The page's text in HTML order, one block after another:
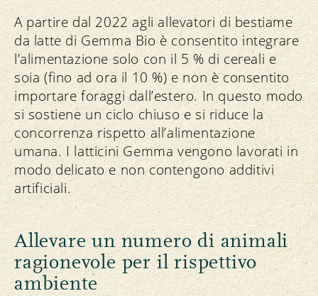
A partire dal 2022 agli allevatori di bestiame
da latte di Gemma Bio è consentito integrare
l’alimentazione solo con il 5 % di cereali e
soia (fino ad ora il 10 %) e non è consentito
importare foraggi dall’estero. In questo modo
si sostiene un ciclo chiuso e si riduce la
concorrenza rispetto all’alimentazione
umana. I latticini Gemma vengono lavorati in
modo delicato e non contengono additivi
artificiali.
Allevare un numero di animali
ragionevole per il rispettivo
ambiente